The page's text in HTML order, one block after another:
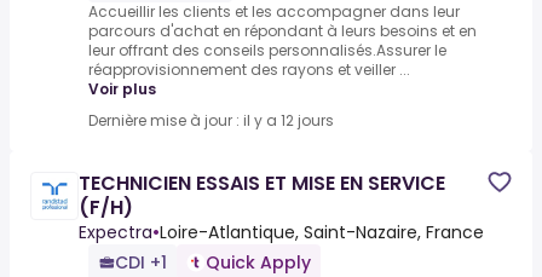
Accueillir les clients et les accompagner dans leur
parcours d'achat en répondant à leurs besoins et en
leur offrant des conseils personnalisés.Assurer le
réapprovisionnement des rayons et veiller ...
Voir plus
Dernière mise à jour : il y a 12 jours
TECHNICIEN ESSAIS ET MISE EN SERVICE
(F/H)
Expectra•Loire-Atlantique, Saint-Nazaire, France
CDI +1
Quick Apply